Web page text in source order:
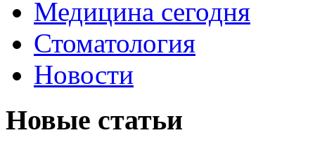
Медицина сегодня
Стоматология
Новости
Новые статьи